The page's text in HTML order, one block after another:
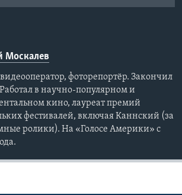
Москалев
фоторепортёр. Закончил
в научно-популярном и
кино, лауреат премий
фестивалей, включая Каннский (за
ролики). На «Голосе Америки» с